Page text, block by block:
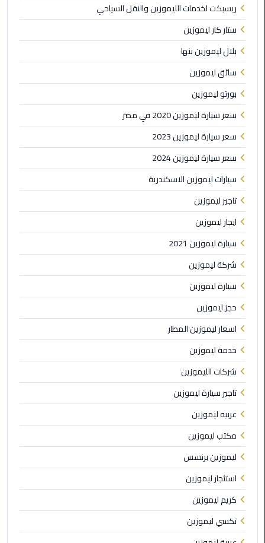
ليموزين
مطار
شرم
الشيخ
ليموزين
مطار
القاهرة
الخط
الساخن
ليموزين
مطار
العاصمة
الادارية
ليموزين
مطار
القاهرة
الي
اسكندرية
تاكسي
العاصمة
ليموزين
مطار
برج
العرب
الدولي
تاكسي
لندن
ليموزين
مطار
برج
العرب
ريسبكت لخدمات الليموزين والنقل السياحي
ستار كار ليموزين
بلال ليموزين بنها
سائق ليموزين
بورتو ليموزين
سعر سيارة ليموزين 2020 في مصر
سعر سيارة ليموزين 2023
سعر سيارة ليموزين 2024
سيارات ليموزين الاسكندرية
تاجير ليموزين
ايجار ليموزين
سيارة ليموزين 2021
شركة ليموزين
سيارة ليموزين
حجز ليموزين
اسعار ليموزين المطار
خدمة ليموزين
شركات الليموزين
تاجير سيارة ليموزين
عربيه ليموزين
مكتب ليموزين
ليموزين برنسس
استئجار ليموزين
كريم ليموزين
تكسي ليموزين